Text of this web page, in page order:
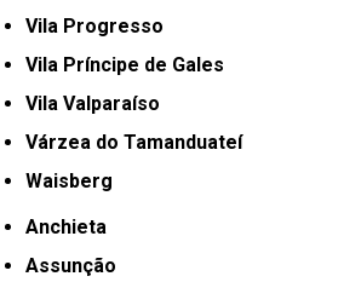
Vila Progresso
Vila Príncipe de Gales
Vila Valparaíso
Várzea do Tamanduateí
Waisberg
Anchieta
Assunção